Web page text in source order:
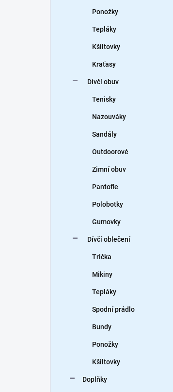
Ponožky
Tepláky
Kšiltovky
Kraťasy
Dívčí obuv
Tenisky
Nazouváky
Sandály
Outdoorové
Zimní obuv
Pantofle
Polobotky
Gumovky
Dívčí oblečení
Trička
Mikiny
Tepláky
Spodní prádlo
Bundy
Ponožky
Kšiltovky
Doplňky